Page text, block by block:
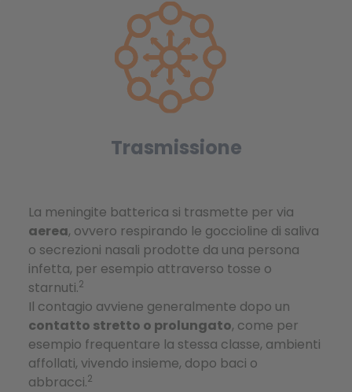
Trasmissione
La meningite batterica si trasmette per via
aerea, ovvero respirando le goccioline di saliva
o secrezioni nasali prodotte da una persona
infetta, per esempio attraverso tosse o
starnuti.2
Il contagio avviene generalmente dopo un
contatto stretto o prolungato, come per
esempio frequentare la stessa classe, ambienti
affollati, vivendo insieme, dopo baci o
abbracci.2